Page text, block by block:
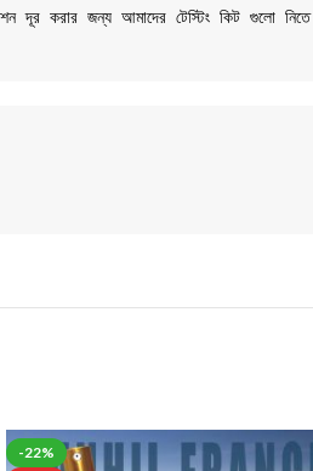
দূর করার জন্য আমাদের টেস্টিং কিট গুলো নিতে
-22%